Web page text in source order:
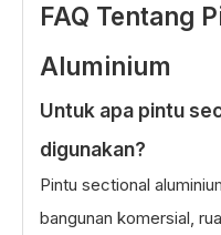
FAQ Tentang
Aluminium
Untuk apa pintu
digunakan?
Pintu sectional
bangunan komersial,